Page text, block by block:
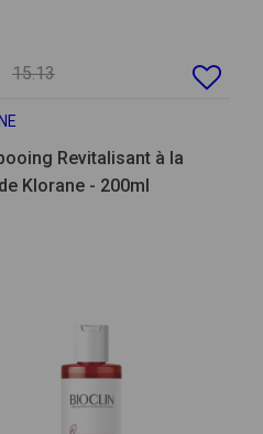
15.13
Revitalisant à la
Klorane - 200ml